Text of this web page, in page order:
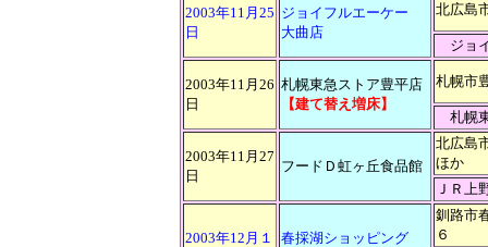
2003年11月25
日
ジョイフルエーケー
大曲店
北広島
ジョ
2003年11月26
日
札幌東急ストア豊平店
【建て替え増床】
札幌市
札幌
2003年11月27
日
フードＤ虹ヶ丘食品館
北広島
ほか
ＪＲ上
2003年12月１
春採湖ショッピング
釧路市
６